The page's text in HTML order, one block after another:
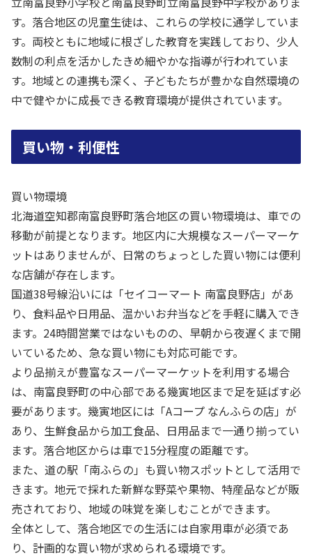
す。落合地区の児童生徒は、これらの学校に通学していま
す。両校ともに地域に根ざした教育を実践しており、少人
数制の利点を活かしたきめ細やかな指導が行われていま
す。地域との連携も深く、子どもたちが豊かな自然環境の
中で健やかに成長できる教育環境が提供されています。
買い物・利便性
買い物環境
北海道空知郡南富良野町落合地区の買い物環境は、車での
移動が前提となります。地区内に大規模なスーパーマーケ
ットはありませんが、日常のちょっとした買い物には便利
な店舗が存在します。
国道38号線沿いには「セイコーマート 南富良野店」があ
り、食料品や日用品、温かいお弁当などを手軽に購入でき
ます。24時間営業ではないものの、早朝から夜遅くまで開
いているため、急な買い物にも対応可能です。
より品揃えが豊富なスーパーマーケットを利用する場合
は、南富良野町の中心部である幾寅地区まで足を延ばす必
要があります。幾寅地区には「Aコープ なんふらの店」が
あり、生鮮食品から加工食品、日用品まで一通り揃ってい
ます。落合地区からは車で15分程度の距離です。
また、道の駅「南ふらの」も買い物スポットとして活用で
きます。地元で採れた新鮮な野菜や果物、特産品などが販
売されており、地域の味覚を楽しむことができます。
全体として、落合地区での生活には自家用車が必須であ
り、計画的な買い物が求められる環境です。